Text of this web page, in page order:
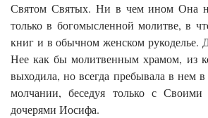
Святом Святых. Ни в чем ином Она
только в богомысленной молитве, в
книг и в обычном женском рукоделье.
Нее как бы молитвенным храмом, из
выходила, но всегда пребывала в нем
молчании, беседуя только с
дочерями Иосифа.